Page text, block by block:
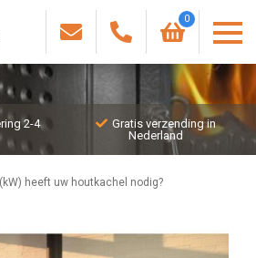
0
2-4
Gratis verzending in
Nederland
heeft uw houtkachel nodig?